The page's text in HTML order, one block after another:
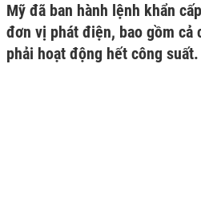
Mỹ đã ban hành lệnh khẩn
đơn vị phát điện, bao gồm cả
phải hoạt động hết công suất.